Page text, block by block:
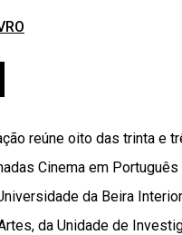
reúne oito das trinta e
Cinema em
da Beira
da Unidade de